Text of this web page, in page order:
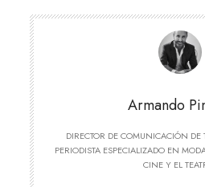
Armando
DIRECTOR DE COMUNICACIÓN DE
PERIODISTA ESPECIALIZADO EN
CINE Y EL